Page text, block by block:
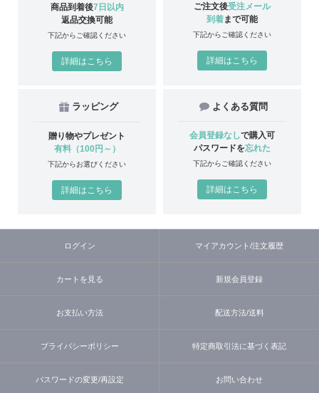
商品到着後7日以内
返品交換可能
下記からご確認ください
詳細はこちら
ご注文後受注メール
到着まで可能
下記からご確認ください
詳細はこちら
ラッピング
贈り物やプレゼント
有料（100円～）
下記からお選びください
詳細はこちら
よくある質問
会員登録なしで購入可
パスワードを忘れた
下記からご確認ください
詳細はこちら
ログイン マイアカウント/注文履歴
カートを見る 新規会員登録
お支払い方法 配送方法/送料
プライバシーポリシー 特定商取引法に基づく表記
パスワードの変更/再設定 お問い合わせ